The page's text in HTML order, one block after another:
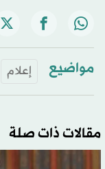
مواضيع إعلام
مقالات ذات صلة